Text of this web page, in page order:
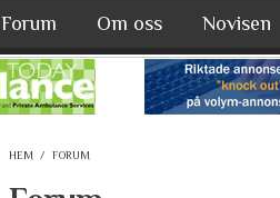
Forum Om oss Novisen
HEM / FORUM